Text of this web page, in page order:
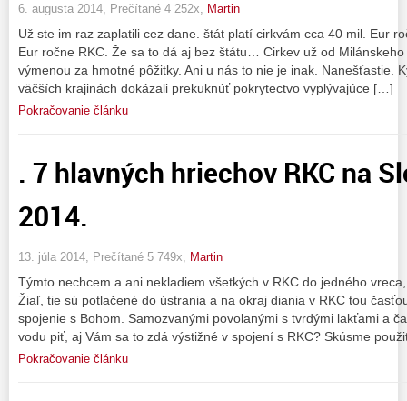
6. augusta 2014, Prečítané 4 252x, Martin
Už ste im raz zaplatili cez dane. štát platí cirkvám cca 40 mil. Eur
Eur ročne RKC. Že sa to dá aj bez štátu… Cirkev už od
výmenou za hmotné pôžitky. Ani u nás to nie je inak. Nanešťastie.
väčších krajinách dokázali prekuknúť pokrytectvo vyplývajúce […]
Pokračovanie článku
. 7 hlavných hriechov RKC na
2014.
13. júla 2014, Prečítané 5 749x, Martin
Týmto nechcem a ani nekladiem všetkých v RKC do jedného
Žiaľ, tie sú potlačené do ústrania a na okraj diania v RKC tou
spojenie s Bohom. Samozvanými povolanými s tvrdými lakťami a
vodu piť, aj Vám sa to zdá výstižné v spojení s RKC? Skúsme
Pokračovanie článku